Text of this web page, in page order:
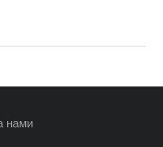
нами